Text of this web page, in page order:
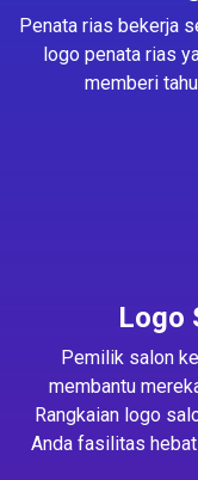
Penata rias bekerja
logo penata rias
memberi
Logo
Pemilik salon
membantu
Rangkaian logo
Anda fasilitas